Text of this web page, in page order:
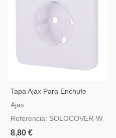
Tapa Ajax Para Enchufe
Básico Tipo F Color Blanco
Ajax
Referencia: SOLOCOVER-W
8,80 €